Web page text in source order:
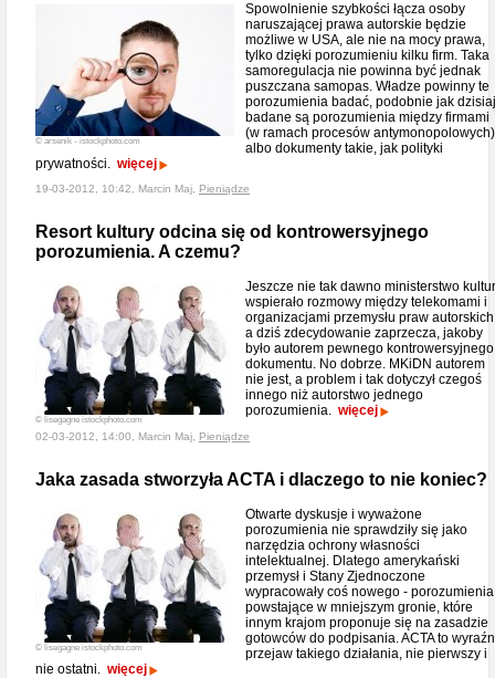
© arsenik - istockphoto.com
Spowolnienie szybkości łącza osoby
naruszającej prawa autorskie będzie
możliwe w USA, ale nie na mocy prawa,
tylko dzięki porozumieniu kilku firm. Taka
samoregulacja nie powinna być jednak
puszczana samopas. Władze powinny te
porozumienia badać, podobnie jak dzisiaj
badane są porozumienia między firmami
(w ramach procesów antymonopolowych)
albo dokumenty takie, jak polityki
prywatności. więcej
19-03-2012, 10:42, Marcin Maj, Pieniądze
Resort kultury odcina się od kontrowersyjnego
porozumienia. A czemu?
© lisegagne istockphoto.com
Jeszcze nie tak dawno ministerstwo
wspierało rozmowy między telekomami i
organizacjami przemysłu praw
a dziś zdecydowanie zaprzecza, jakoby
było autorem pewnego kontrowersyjnego
dokumentu. No dobrze. MKiDN autorem
nie jest, a problem i tak dotyczył czegoś
innego niż autorstwo jednego
porozumienia. więcej
02-03-2012, 14:00, Marcin Maj, Pieniądze
Jaka zasada stworzyła ACTA i dlaczego to nie koniec?
© lisegagne istockphoto.com
Otwarte dyskusje i wyważone
porozumienia nie sprawdziły się jako
narzędzia ochrony własności
intelektualnej. Dlatego amerykański
przemysł i Stany Zjednoczone
wypracowały coś nowego - porozumienia
powstające w mniejszym gronie, które
innym krajom proponuje się na zasadzie
gotowców do podpisania. ACTA to
przejaw takiego działania, nie pierwszy i
nie ostatni. więcej